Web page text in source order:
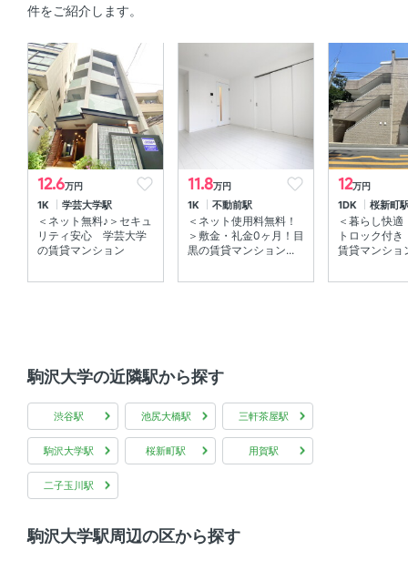
部屋の特徴
専用庭
その他
分譲賃貸
件をご紹介します。
12.6万円
1K 学芸大学駅
＜ネット無料♪＞セキュ
リティ安心 学芸大学
の賃貸マンション
11.8万円
1K 不動前駅
＜ネット使用料無料！
＞敷金・礼金0ヶ月！目
黒の賃貸マンション...
12万円
1DK 桜新町
＜暮らし快適
トロック付き
賃貸マンショ
駒沢大学の近隣駅から探す
渋谷駅 池尻大橋駅 三軒茶屋駅
駒沢大学駅 桜新町駅 用賀駅
二子玉川駅
駒沢大学駅周辺の区から探す